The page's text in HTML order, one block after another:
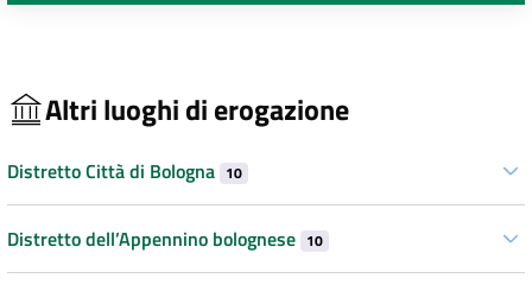
Altri luoghi di erogazione
Distretto Città di Bologna 10
Distretto dell’Appennino bolognese 10